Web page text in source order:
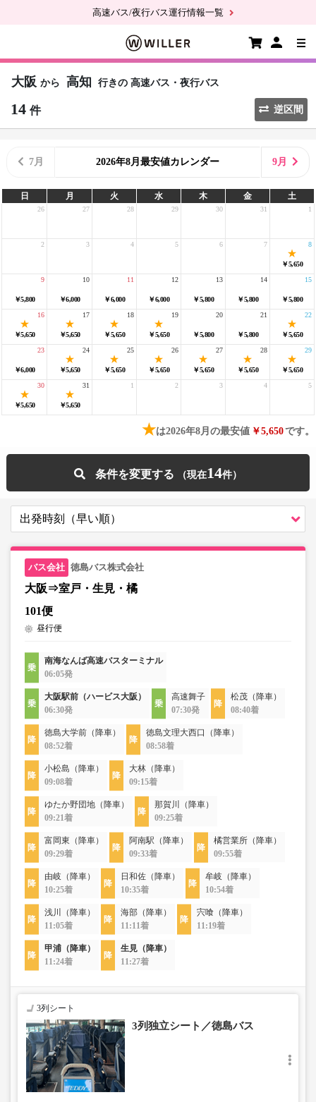
高速バス/夜行バス運行情報一覧
大阪 から 高知 行きの 高速バス・夜行バス
14 件 逆区間
7月 2026年8月最安値カレンダー 9月
日 月 火 水 木 金 土
26 27 28 29 30 31 1
2 3 4 5 6 7
￥5,650
8
￥5,800
9
￥6,000
10
￥6,000
11
￥6,000
12
￥5,800
13
￥5,800
14
￥5,800
15
￥5,650
16
￥5,650
17
￥5,650
18
￥5,650
19
￥5,800
20
￥5,800
21
￥5,650
22
￥6,000
23
￥5,650
24
￥5,650
25
￥5,650
26
￥5,650
27
￥5,650
28
￥5,650
29
￥5,650
30
￥5,650
31 1 2 3 4 5
★は2026年8月の最安値 ￥5,650です。
条件を変更する 14
徳島バス株式会社
大阪⇒室戸・生見・橘
101便
昼行便
南海なんば高速バスターミナル
06:05発
大阪駅前（ハービス大阪）
06:30発
高速舞子
07:30発
松茂（降車）
08:40着
徳島大学前（降車）
08:52着
徳島文理大西口（降車）
08:58着
小松島（降車）
09:08着
大林（降車）
09:15着
ゆたか野団地（降車）
09:21着
那賀川（降車）
09:25着
富岡東（降車）
09:29着
阿南駅（降車）
09:33着
橘営業所（降車）
09:55着
由岐（降車）
10:25着
日和佐（降車）
10:35着
牟岐（降車）
10:54着
浅川（降車）
11:05着
海部（降車）
11:11着
宍喰（降車）
11:19着
甲浦（降車）
11:24着
生見（降車）
11:27着
3列シート
3列独立シート／徳島バス